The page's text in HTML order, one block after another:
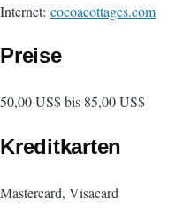
Internet: cocoacottages.com
Preise
50,00 US$ bis 85,00 US$
Kreditkarten
Mastercard, Visacard